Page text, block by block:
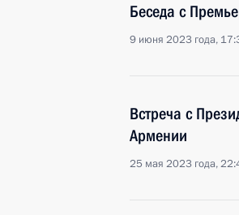
Беседа с
9 июня 2023 года,
Встреча с
Армении
25 мая 2023 года,